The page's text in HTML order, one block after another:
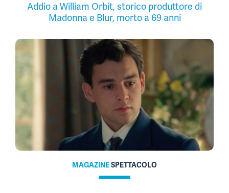
Addio a William Orbit, storico produttore di
Madonna e Blur, morto a 69 anni
MAGAZINESPETTACOLO